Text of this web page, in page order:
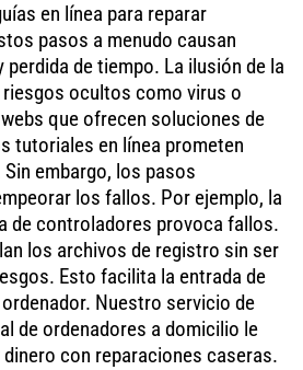
en línea para reparar
pasos a menudo causan
de tiempo. La ilusión de la
ocultos como virus o
que ofrecen soluciones de
tutoriales en línea prometen
embargo, los pasos
los fallos. Por ejemplo, la
de controladores provoca fallos.
los archivos de registro sin ser
Esto facilita la entrada de
Nuestro servicio de
de ordenadores a domicilio le
con reparaciones caseras.